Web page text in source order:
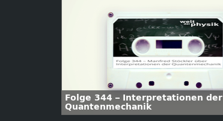
Folge 344 – Interpretationen der
Quantenmechanik